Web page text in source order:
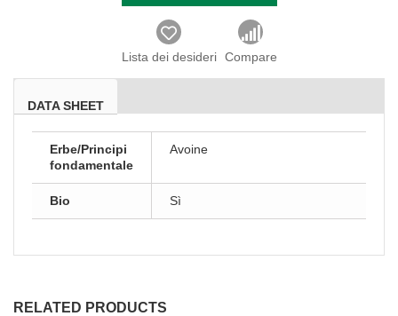
Lista dei desideri Compare
DATA SHEET
Erbe/Principi
fondamentale
Avoine
Bio Sì
RELATED PRODUCTS